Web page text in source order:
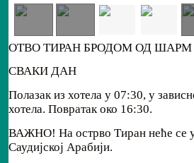
ОТВО ТИРАН БРОДОМ ОД
СВАКИ ДАН
Полазак из хотела у 07:30, у
хотела. Повратак око 16:30.
ВАЖНО! На острво Тиран неће се
Саудијској Арабији.